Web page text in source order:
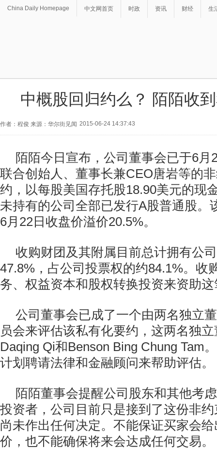
China Daily Homepage 中文网首页 时政 资讯 财经 生
中概股回归约么？ 陌陌收
作者：程俊 来源：华尔街见闻 2015-06-24 14:37:43
陌陌今日宣布，公司董事会已于6月
联合创始人、董事长兼CEO唐岩等的
约，以每股美国存托股18.90美元的现
未持有的公司全部已发行A股普通股。
6月22日收盘价溢价20.5%。
收购财团及其附属目前总计拥有公
47.8%，占公司投票权的约84.1%。收
务、权益资本和股权转换投资来资助
公司董事会已成了一个由两名独立
员会来评估该私有化要约，这两名独
Daqing Qi和Benson Bing Chung Tam
计划聘请法律和金融顾问来帮助评估。
陌陌董事会提醒公司股东和其他考
投资者，公司目前只是接到了这份非
尚未作出任何决定。不能保证买家会
价，也不能确保将来会达成任何交易。